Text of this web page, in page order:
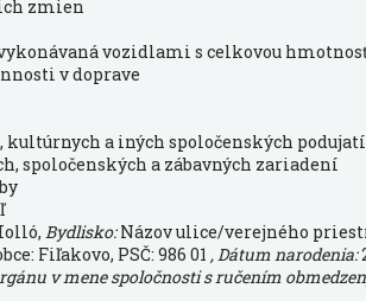
zmien
vozidlami s celkovou
v doprave
kultúrnych a iných spoločenských podujatí
spoločenských a zábavných zariadení
Bydlisko:Názov ulice/verejného
Fiľakovo, PSČ: 986 01 , Dátum narodenia:
v mene spoločnosti s ručením